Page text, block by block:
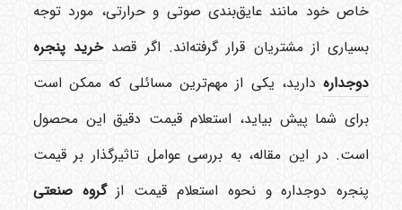
خاص خود مانند عایق‌بندی صوتی و حرارتی، مورد توجه
بسیاری از مشتریان قرار گرفته‌اند. اگر قصدخرید پنجره
دوجدارهدارید، یکی از مهم‌ترین مسائلی که ممکن است
برای شما پیش بیاید، استعلام قیمت دقیق این محصول
است. در این مقاله، به بررسی عوامل تاثیرگذار بر قیمت
پنجره دوجداره و نحوه استعلام قیمت ازگروه صنعتی